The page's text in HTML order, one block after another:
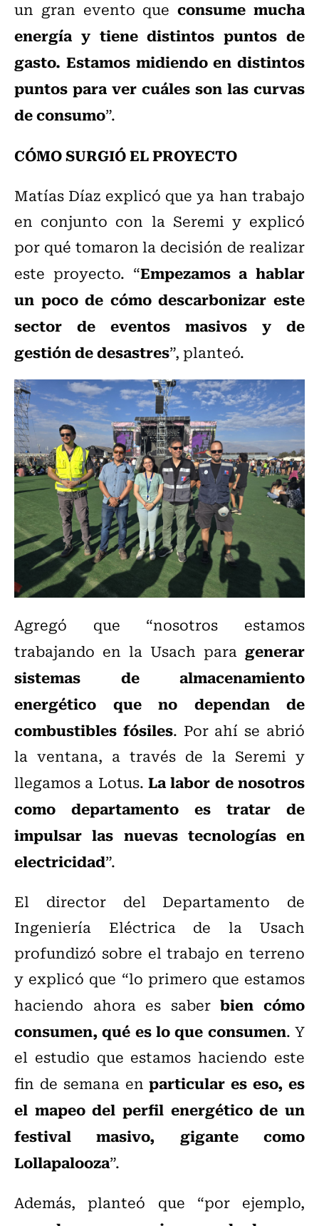
un gran evento queconsume mucha
energía y tiene distintos puntos de
gasto. Estamos midiendo en distintos
puntos para ver cuáles son las curvas
de consumo”.
CÓMO SURGIÓ EL PROYECTO
Matías Díaz explicó que ya han trabajo
en conjunto con la Seremi y explicó
por qué tomaron la decisión de realizar
este proyecto. “Empezamos a hablar
un poco de cómo descarbonizar este
sector de eventos masivos y de
gestión de desastres”, planteó.
Agregó que “nosotros estamos
trabajando en la Usach para generar
sistemas de almacenamiento
energético que no dependan de
combustibles fósiles. Por ahí se abrió
la ventana, a través de la Seremi y
llegamos a Lotus. La labor de nosotros
como departamento es tratar de
impulsar las nuevas tecnologías en
electricidad”.
El director del Departamento de
Ingeniería Eléctrica de la Usach
profundizó sobre el trabajo en terreno
y explicó que “lo primero que estamos
haciendo ahora es saberbien cómo
consumen, qué es lo que consumen. Y
el estudio que estamos haciendo este
fin de semana enparticular es eso, es
el mapeo del perfil energético de un
festival masivo, gigante como
Lollapalooza”.
Además, planteó que “por ejemplo,